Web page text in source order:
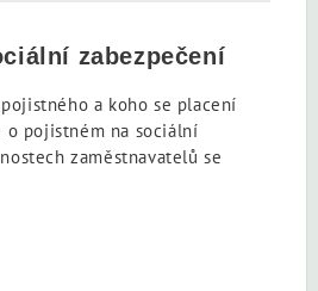
zabezpečení
a koho se placení
o pojistném na sociální
zaměstnavatelů se